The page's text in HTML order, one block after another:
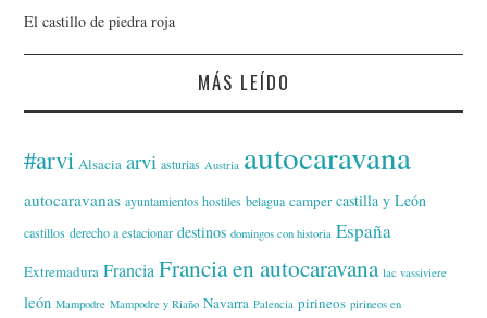
El castillo de piedra roja
MÁS LEÍDO
#arvi Alsacia arvi asturias Austria autocaravana
autocaravanas ayuntamientos hostiles belagua camper castilla y León
castillos derecho a estacionar destinos domingos con historia España
Extremadura Francia Francia en autocaravana lac vassiviere
león Mampodre Mampodre y Riaño Navarra Palencia pirineos pirineos en